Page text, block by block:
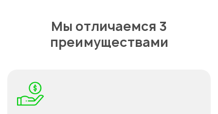
Мы отличаемся 3
преимуществами